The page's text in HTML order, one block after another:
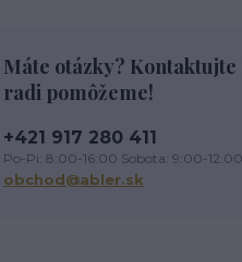
Máte otázky? Kontaktujte
radi pomôžeme!
+421 917 280 411
Po-Pi: 8:00-16:00 Sobota: 9:00-12:00
obchod@abler.sk